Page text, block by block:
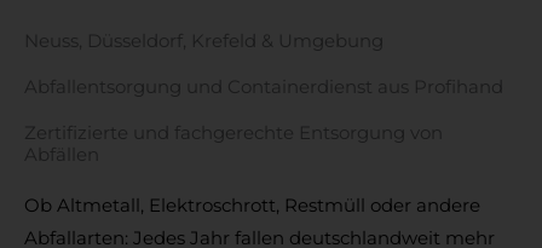
Neuss, Düsseldorf, Krefeld & Umgebung​
Abfallentsorgung und Containerdienst aus Profihand
Zertifizierte und fachgerechte Entsorgung von
Abfällen
Ob Altmetall, Elektroschrott, Restmüll oder andere
Abfallarten: Jedes Jahr fallen deutschlandweit mehr